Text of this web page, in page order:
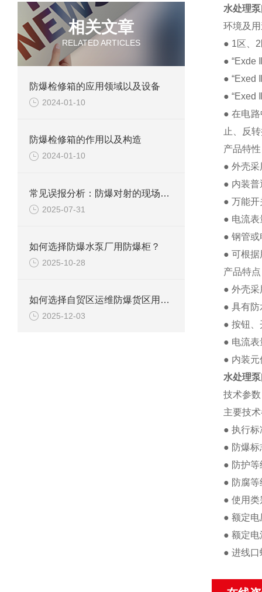
相关文章
RELATED ARTICLES
防爆检修箱的应用领域以及设备
2024-01-10
防爆检修箱的作用以及构造
2024-01-10
常见误报分析：防爆对射的现场调试避坑指南
2025-07-31
如何选择防爆水泵厂用防爆柜？
2025-10-28
如何选择自贸区运维防爆货区用防爆柜?
2025-12-03
水处理
环境及
● 1区、
● “Exde
● “Exed
● “Exed
● 在电
止、反
产品特性
● 外壳
● 内装
● 万能
● 电流表
● 钢管或
● 可根
产品特点
● 外壳
● 具有防
● 按钮
● 电流表
● 内装
水处理
技术参数
主要技
● 执行
● 防爆标
● 防护等
● 防腐等
● 使用
● 额定
● 额定
● 进线口